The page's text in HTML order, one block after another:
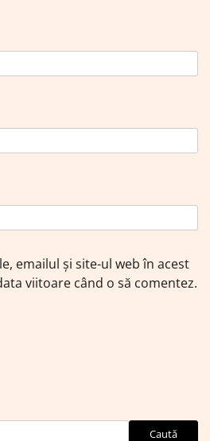
emailul și site-ul web în acest
viitoare când o să comentez.
Caută